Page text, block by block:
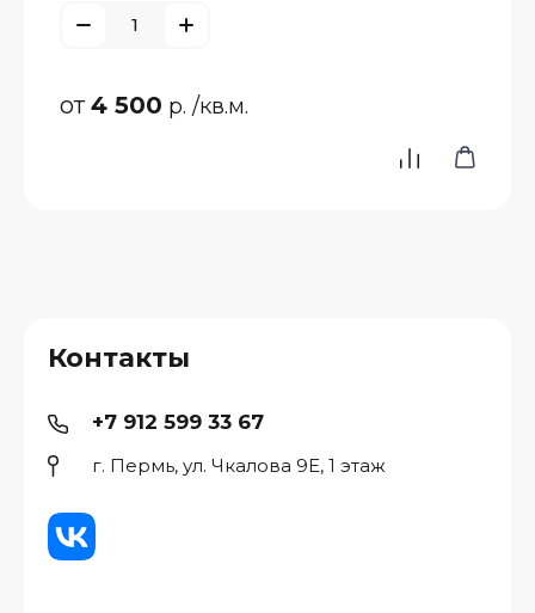
от4 500 р. /кв.м.
Контакты
+7 912 599 33 67
г. Пермь, ул. Чкалова 9Е, 1 этаж